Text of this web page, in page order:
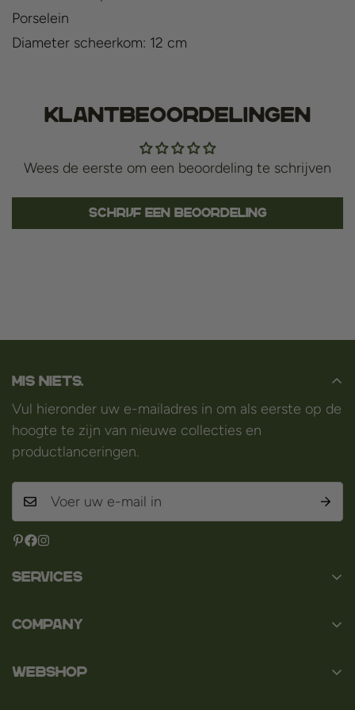
Porselein
Diameter scheerkom: 12 cm
Klantbeoordelingen
Wees de eerste om een beoordeling te schrijven
Schrijf een beoordeling
Mis niets.
Vul hieronder uw e-mailadres in om als eerste op de
hoogte te zijn van nieuwe collecties en
productlanceringen.
Services
Over ons
Company
Baal 36
WEBSHOP